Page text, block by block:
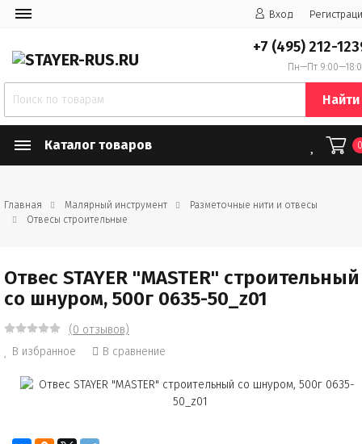
Вход
+7 (495) 212-
Пн—Пт
Найти
Каталог товаров
Главная Малярный инструмент
Разметочные нити и отвесы
Отвесы строительные
Отвес STAYER "MASTER" строительный
со шнуром, 500г 0635-50_z01
(0 отзывов)
В избранное
В сравнение